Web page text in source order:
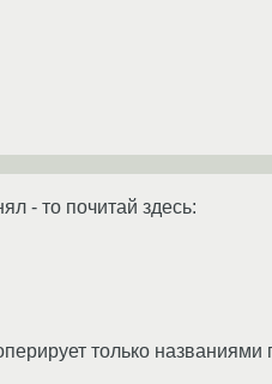
- то почитай здесь:
только названиями